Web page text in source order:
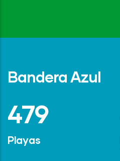
Bandera Azul
642
Playas